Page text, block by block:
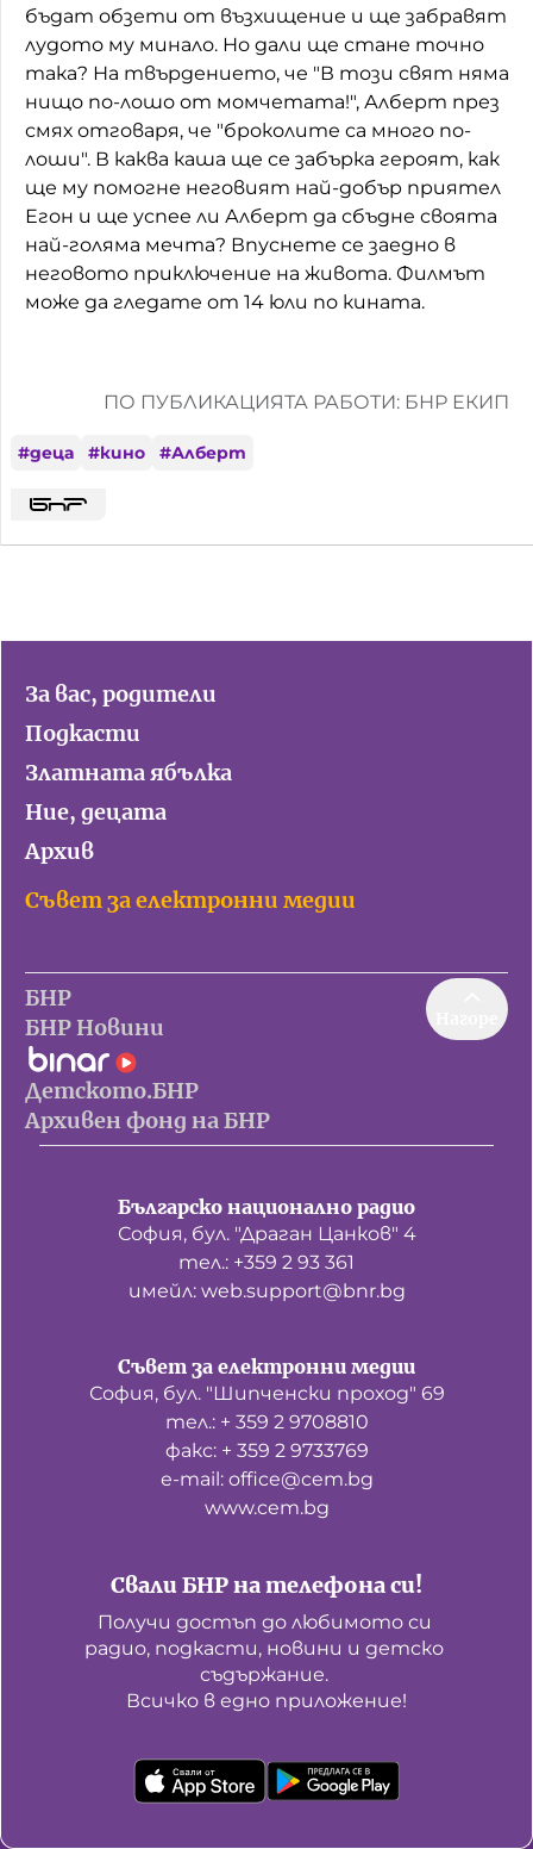
бъдат обзети от възхищение и ще забравят
лудото му минало. Но дали ще стане точно
така? На твърдението, че "В този свят няма
нищо по-лошо от момчетата!", Алберт през
смях отговаря, че "броколите са много по-
лоши". В каква каша ще се забърка героят, как
ще му помогне неговият най-добър приятел
Егон и ще успее ли Алберт да сбъдне своята
най-голяма мечта? Впуснете се заедно в
неговото приключение на живота. Филмът
може да гледате от 14 юли по кината.
ПО ПУБЛИКАЦИЯТА РАБОТИ: БНР ЕКИП
#деца #кино #Алберт
За вас, родители
Подкасти
Златната ябълка
Ние, децата
Архив
Съвет за електронни медии
БНР
БНР Новини
Детското.БНР
Архивен фонд на БНР
Българско национално радио
София, бул. "Драган Цанков" 4
тел.: +359 2 93 361
имейл: web.support@bnr.bg
Свали БНР на телефона си!
Получи достъп до любимото си
радио, подкасти, новини и детско
съдържание.
Всичко в едно приложение!
Съвет за електронни медии
София, бул. "Шипченски проход" 69
тел.: + 359 2 9708810
факс: + 359 2 9733769
е-mail: office@cem.bg
www.cem.bg